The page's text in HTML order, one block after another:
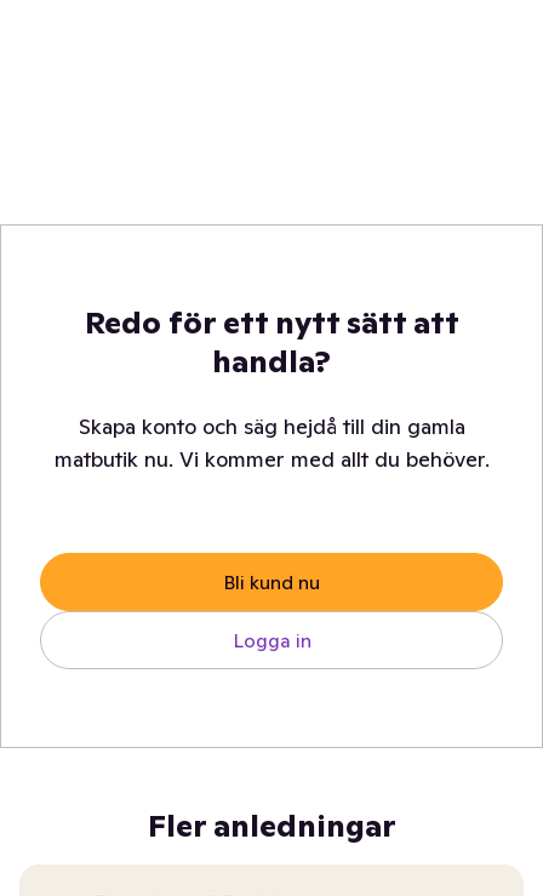
Redo för ett nytt sätt att
handla?
Skapa konto och säg hejdå till din gamla
matbutik nu. Vi kommer med allt du behöver.
Bli kund nu
Logga in
Fler anledningar